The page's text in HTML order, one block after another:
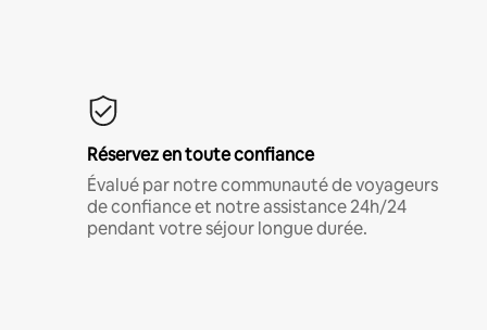
Réservez en toute confiance
Évalué par notre communauté de voyageurs
de confiance et notre assistance 24h/24
pendant votre séjour longue durée.